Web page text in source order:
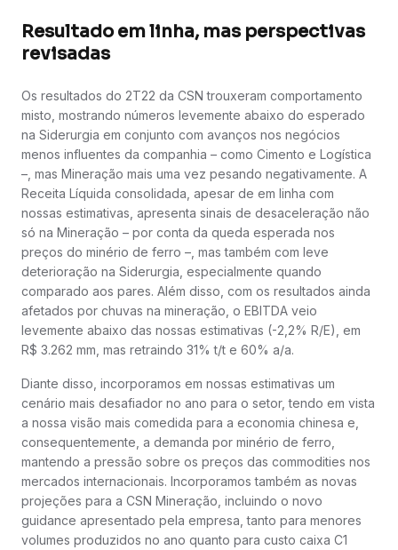
Resultado em linha, mas perspectivas
revisadas
Os resultados do 2T22 da CSN trouxeram comportamento
misto, mostrando números levemente abaixo do esperado
na Siderurgia em conjunto com avanços nos negócios
menos influentes da companhia – como Cimento e Logística
–, mas Mineração mais uma vez pesando negativamente. A
Receita Líquida consolidada, apesar de em linha com
nossas estimativas, apresenta sinais de desaceleração não
só na Mineração – por conta da queda esperada nos
preços do minério de ferro –, mas também com leve
deterioração na Siderurgia, especialmente quando
comparado aos pares. Além disso, com os resultados ainda
afetados por chuvas na mineração, o EBITDA veio
levemente abaixo das nossas estimativas (-2,2% R/E), em
R$ 3.262 mm, mas retraindo 31% t/t e 60% a/a.
Diante disso, incorporamos em nossas estimativas um
cenário mais desafiador no ano para o setor, tendo em vista
a nossa visão mais comedida para a economia chinesa e,
consequentemente, a demanda por minério de ferro,
mantendo a pressão sobre os preços das commodities nos
mercados internacionais. Incorporamos também as novas
projeções para a CSN Mineração, incluindo o novo
guidance apresentado pela empresa, tanto para menores
volumes produzidos no ano quanto para custo caixa C1